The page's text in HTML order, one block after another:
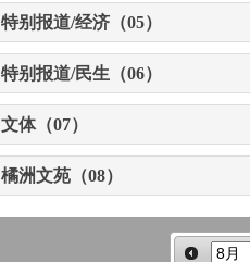
特别报道/经济（05）
特别报道/民生（06）
文体（07）
橘洲文苑（08）